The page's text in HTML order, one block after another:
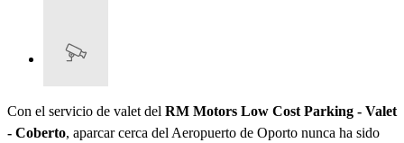
Con el servicio de valet del RM Motors Low Cost Parking - Valet
- Coberto, aparcar cerca del Aeropuerto de Oporto nunca ha sido